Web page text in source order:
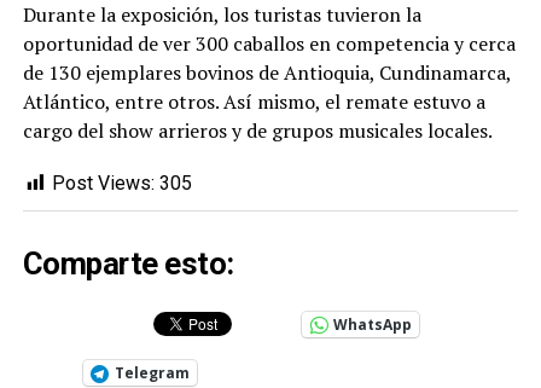
Durante la exposición, los turistas tuvieron la
oportunidad de ver 300 caballos en competencia y cerca
de 130 ejemplares bovinos de Antioquia, Cundinamarca,
Atlántico, entre otros. Así mismo, el remate estuvo a
cargo del show arrieros y de grupos musicales locales.
Post Views: 305
Comparte esto:
WhatsApp
Telegram